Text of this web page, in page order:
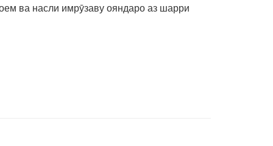
ва насли имрӯзаву ояндаро аз шарри